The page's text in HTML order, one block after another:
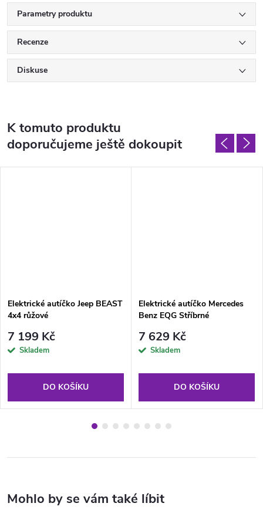
Parametry produktu
Recenze
Diskuse
K tomuto produktu
doporučujeme ještě dokoupit
Elektrické autíčko Jeep BEAST
4x4 růžové
7 199 Kč
Skladem
DO KOŠÍKU
Elektrické autíčko Mercedes
Benz EQG Stříbrné
7 629 Kč
Skladem
DO KOŠÍKU